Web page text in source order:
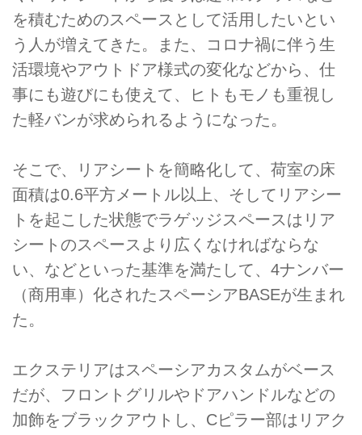
を積むためのスペースとして活用したいとい
う人が増えてきた。また、コロナ禍に伴う生
活環境やアウトドア様式の変化などから、仕
事にも遊びにも使えて、ヒトもモノも重視し
た軽バンが求められるようになった。
そこで、リアシートを簡略化して、荷室の床
面積は0.6平方メートル以上、そしてリアシー
トを起こした状態でラゲッジスペースはリア
シートのスペースより広くなければならな
い、などといった基準を満たして、4ナンバー
（商用車）化されたスペーシアBASEが生まれ
た。
エクステリアはスペーシアカスタムがベース
だが、フロントグリルやドアハンドルなどの
加飾をブラックアウトし、Cピラー部はリアク